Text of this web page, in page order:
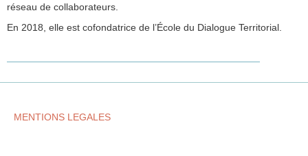
réseau de collaborateurs.
En 2018, elle est cofondatrice de l’École du Dialogue Territorial.
MENTIONS LEGALES